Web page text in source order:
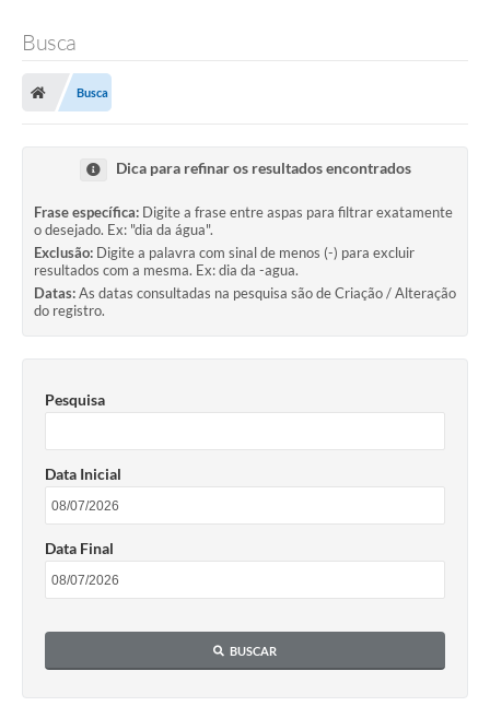
Busca
Busca
Dica para refinar os resultados encontrados
Frase específica: Digite a frase entre aspas para filtrar exatamente
o desejado. Ex: "dia da água".
Exclusão: Digite a palavra com sinal de menos (-) para excluir
resultados com a mesma. Ex: dia da -agua.
Datas:As datas consultadas na pesquisa são de Criação / Alteração
do registro.
Pesquisa
Data Inicial
Data Final
BUSCAR